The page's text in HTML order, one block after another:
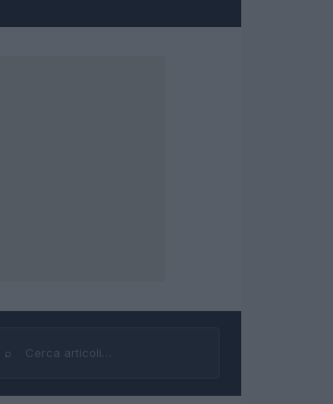
⌕
Cerca